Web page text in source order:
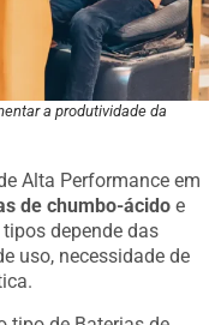
a produtividade da
Alta Performance em
de chumbo-ácido e
tipos depende das
uso, necessidade de
de Baterias de